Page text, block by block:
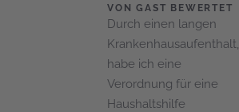
VON GAST BEWERTET
Durch einen langen
Krankenhausaufenthalt,
habe ich eine
Verordnung für eine
Haushaltshilfe